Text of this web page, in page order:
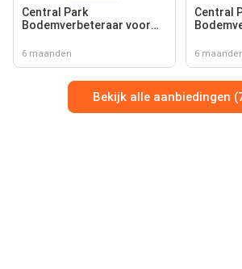
Central Park
Bodemverbeteraar voor
6 maanden
Central
6
Bekijk alle aanbiedingen